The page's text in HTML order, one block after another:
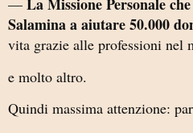
— La Missione Personale
Salamina a aiutare 50.000
vita grazie alle professioni nel
e molto altro.
Quindi massima attenzione: